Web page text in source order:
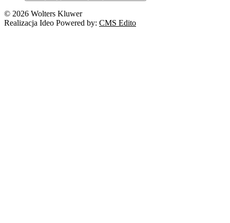
© 2026 Wolters Kluwer
Realizacja Ideo Powered by: CMS Edito